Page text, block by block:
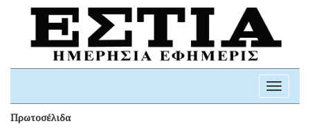
Toggle
Πρωτοσέλιδα